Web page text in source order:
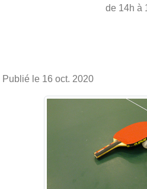
de 14h à
Publié le 16 oct. 2020